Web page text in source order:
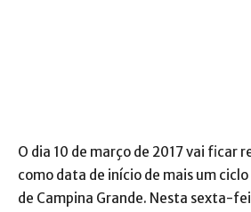
O dia 10 de março de 2017 vai ficar
como data de início de mais um
de Campina Grande. Nesta sexta-